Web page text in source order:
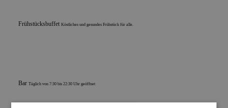
Frühstücksbuffet Köstliches und gesundes Frühstück für alle.
Bar Täglich von 7:30 bis 22:30 Uhr geöffnet